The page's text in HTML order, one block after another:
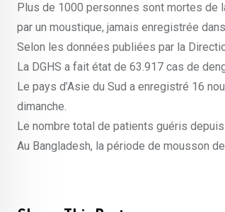
Plus de 1000 personnes sont mortes de
par un moustique, jamais enregistrée
Selon les données publiées par la
La DGHS a fait état de 63.917 cas de
Le pays d’Asie du Sud a enregistré 16
dimanche.
Le nombre total de patients guéris
Au Bangladesh, la période de mousson